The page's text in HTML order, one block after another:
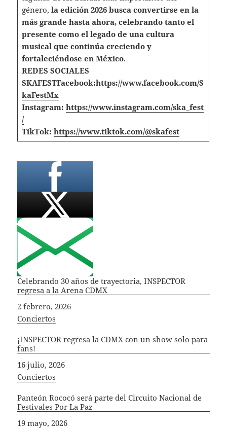
género, la edición 2026 busca convertirse en la
más grande hasta ahora, celebrando tanto el
presente como el legado de una cultura
musical que continúa creciendo y
fortaleciéndose en México.
REDES SOCIALES
SKAFESTFacebook:https://www.facebook.com/S
kaFestMx
Instagram: https://www.instagram.com/ska_fest
/
TikTok: https://www.tiktok.com/@skafest
Celebrando 30 años de trayectoria, INSPECTOR
regresa a la Arena CDMX
Fecha
2 febrero, 2026
In relation to
Conciertos
¡INSPECTOR regresa la CDMX con un show solo para
fans!
Fecha
16 julio, 2026
In relation to
Conciertos
Panteón Rococó será parte del Circuito Nacional de
Festivales Por La Paz
Fecha
19 mayo, 2026